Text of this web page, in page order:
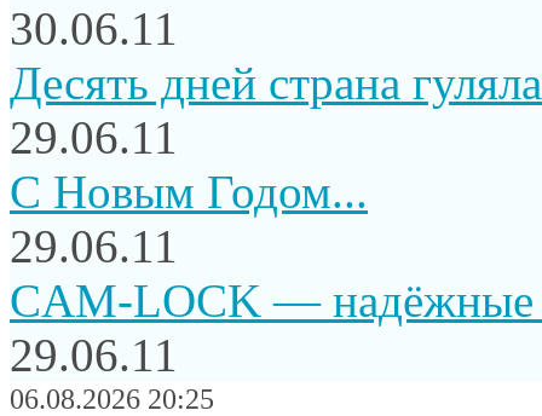
30.06.11
Десять дней страна
29.06.11
C Новым Годом...
29.06.11
CAM-LOCK — надёжные
29.06.11
06.08.2026 20:25